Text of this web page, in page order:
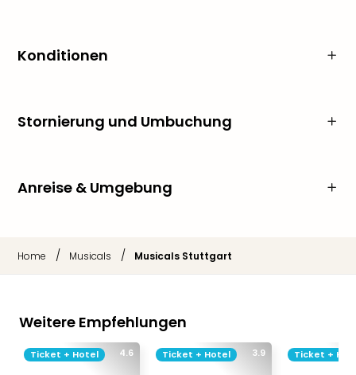
Konditionen
Stornierung und Umbuchung
Anreise & Umgebung
Home / Musicals / Musicals Stuttgart
Weitere Empfehlungen
4.6
Ticket + Hotel 3.9
Ticket + Hotel Ticket +